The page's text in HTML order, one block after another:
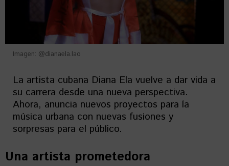
Imagen: @dianaela.lao
La artista cubana Diana Ela vuelve a dar vida a
su carrera desde una nueva perspectiva.
Ahora, anuncia nuevos proyectos para la
música urbana con nuevas fusiones y
sorpresas para el público.
Una artista prometedora